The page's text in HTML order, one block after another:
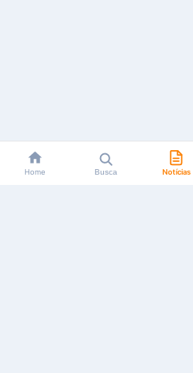
Home Busca Notícias